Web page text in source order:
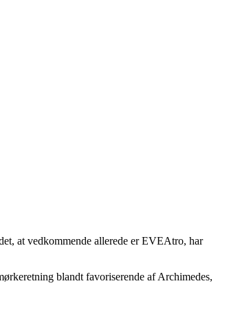
at vedkommende allerede er EVEAtro, har
blandt favoriserende af Archimedes,